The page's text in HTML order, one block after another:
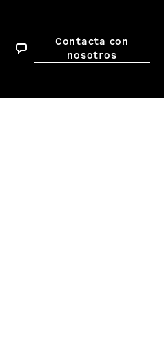
Contacta con
nosotros